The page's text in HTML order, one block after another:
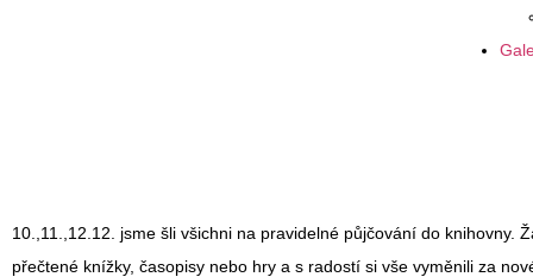
10.,11.,12.12. jsme šli všichni na pravidelné půjčování do knihovny.
přečtené knížky, časopisy nebo hry a s radostí si vše vyměnili za